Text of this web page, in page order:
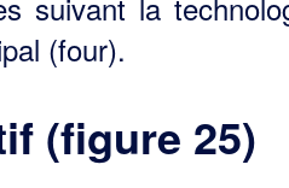
(four).
(figure 25)